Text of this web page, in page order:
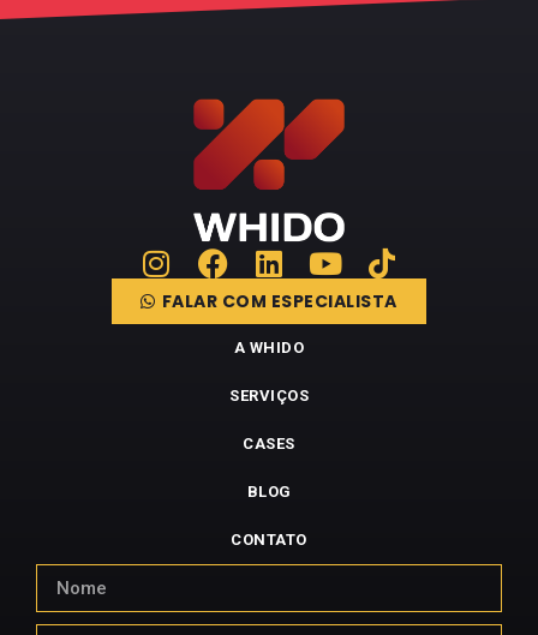
FALAR COM ESPECIALISTA
A WHIDO
SERVIÇOS
CASES
BLOG
CONTATO